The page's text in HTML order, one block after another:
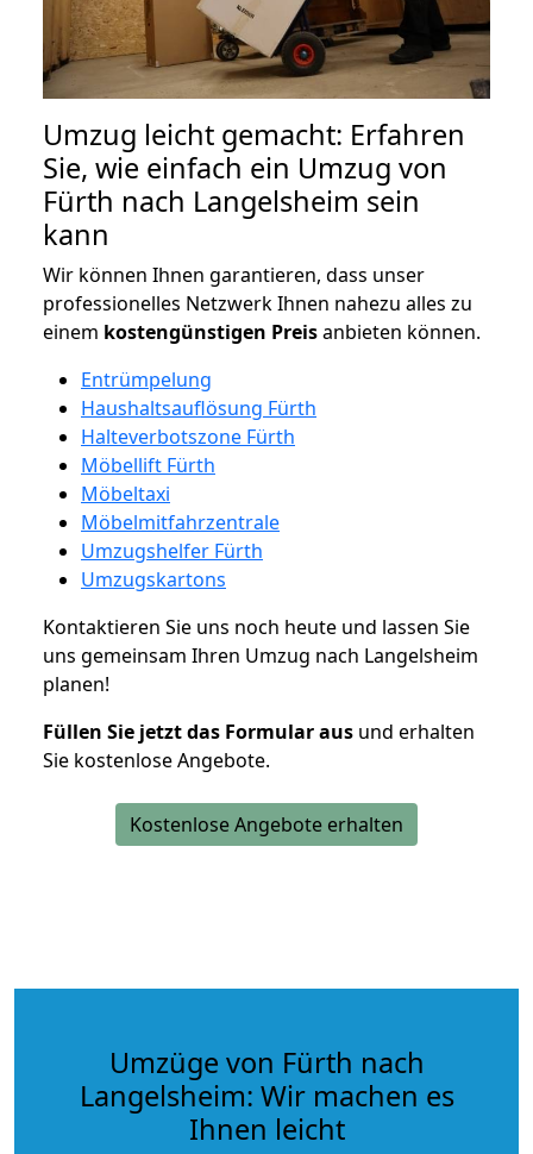
Umzug leicht gemacht: Erfahren
Sie, wie einfach ein Umzug von
Fürth nach Langelsheim sein
kann
Wir können Ihnen garantieren, dass unser
professionelles Netzwerk Ihnen nahezu alles zu
einem kostengünstigen Preisanbieten können.
Entrümpelung
Haushaltsauflösung Fürth
Halteverbotszone Fürth
Möbellift Fürth
Möbeltaxi
Möbelmitfahrzentrale
Umzugshelfer Fürth
Umzugskartons
Kontaktieren Sie uns noch heute und lassen Sie
uns gemeinsam Ihren Umzug nach Langelsheim
planen!
Füllen Sie jetzt das Formular aus und erhalten
Sie kostenlose Angebote.
Kostenlose Angebote erhalten
Umzüge von Fürth nach
Langelsheim: Wir machen es
Ihnen leicht